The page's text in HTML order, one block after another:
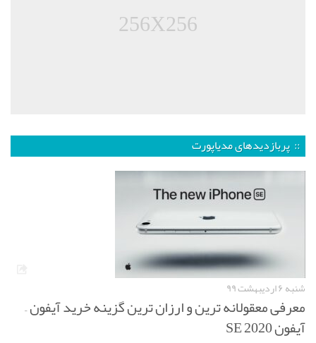
256X256
:: پربازدیدهای مدیاپورت
شنبه ۶ اردیبهشت ۹۹
معرفی معقولانه ترین و ارزان ترین گزینه خرید آیفون –
آیفون SE 2020